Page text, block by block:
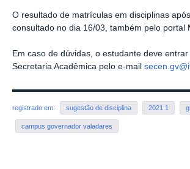
O resultado de matrículas em disciplinas
consultado no dia 16/03, também pelo portal
Em caso de dúvidas, o estudante deve
Secretaria Acadêmica pelo e-mail
registrado em: sugestão de disciplina 2021.1
campus governador valadares